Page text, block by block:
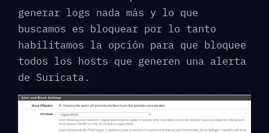
generar logs nada más y lo que
buscamos es bloquear por lo tanto
habilitamos la opción para que bloquee
todos los hosts que generen una alerta
de Suricata.